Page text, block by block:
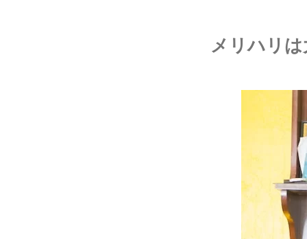
メリハリ